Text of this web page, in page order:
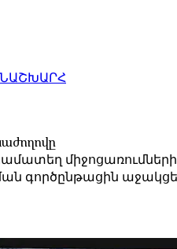
ԱՇԽԱՐՀ
գործընթացին